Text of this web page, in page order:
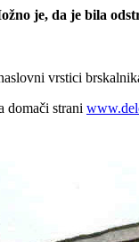
je, da je bila
vrstici
domači strani